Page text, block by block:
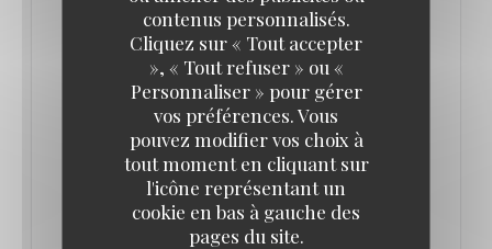
contenus personnalisés.
Cliquez sur « Tout accepter
», « Tout refuser » ou «
Personnaliser » pour gérer
vos préférences. Vous
pouvez modifier vos choix à
tout moment en cliquant sur
l'icône représentant un
cookie en bas à gauche des
pages du site.
À deux pas de la place de l'Opéra à Paris, Le Grand
Café Capucines a bénéficié d'une rénovation
complète. De la déco à la carte, tout a été repensé
pour (re)conquérir la clientèle parisienne.
LIRE L'ARTICLE((OUVRE UNE NOUVELLE FENÊTRE))